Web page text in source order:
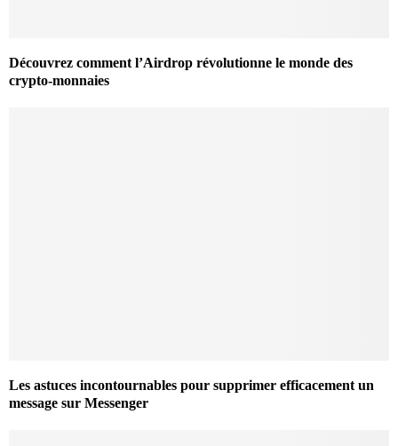
Découvrez comment l’Airdrop révolutionne le monde des
crypto-monnaies
Les astuces incontournables pour supprimer efficacement un
message sur Messenger